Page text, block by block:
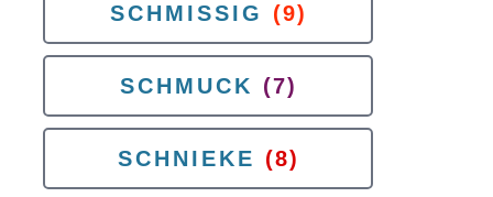
SCHMISSIG (9)
SCHMUCK (7)
SCHNIEKE (8)